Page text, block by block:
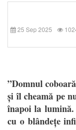
25 Sep 2025
”Domnul
și îl cheamă pe
înapoi la
cu o blândețe